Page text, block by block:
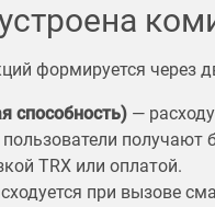
формируется через
способность) —
TRX или оплатой.
при вызове